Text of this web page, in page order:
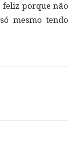
feliz porque não
mesmo tendo